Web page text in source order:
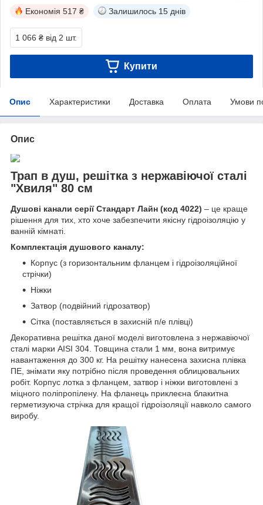
Економія 517 ₴ Залишилось 15 днів
1 066 ₴ від 2 шт.
Купити
Опис Характеристики Доставка Оплата Умови
Опис
Трап в душ, решітка з нержавіючої сталі
"Хвиля" 80 см
Душові канали серії Стандарт Лайн (код 4022) – це краще
рішення для тих, хто хоче забезпечити якісну гідроізоляцію у
ванній кімнаті.
Комплектація душового каналу:
Корпус (з горизонтальним фланцем і гідроізоляційної
стрічки)
Ніжки
Затвор (подвійний гідрозатвор)
Сітка (поставляється в захисній п/е плівці)
Декоративна решітка даної моделі виготовлена з нержавіючої
сталі марки AISI 304. Товщина стали 1 мм, вона витримує
навантаження до 300 кг. На решітку нанесена захисна плівка
ПЕ, знімати яку потрібно після проведення облицювальних
робіт. Корпус лотка з фланцем, затвор і ніжки виготовлені з
міцного поліпропілену. На фланець приклеєна блакитна
герметизуюча стрічка для кращої гідроізоляції навколо самого
виробу.